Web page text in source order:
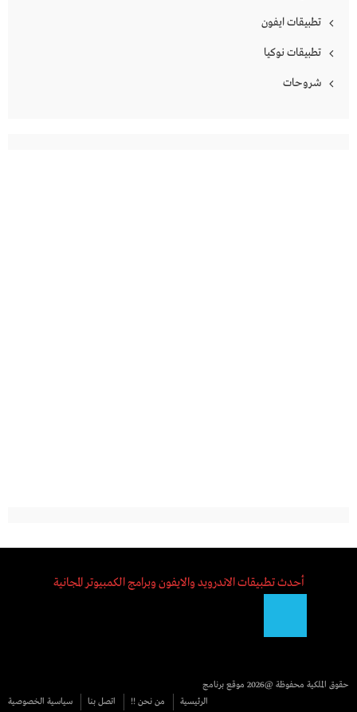
تطبيقات ايفون
تطبيقات نوكيا
شروحات
أحدث تطبيقات الاندرويد والايفون وبرامج الكمبيوتر المجانية
حقوق الملكية محفوظة @2026
موقع برنامج
الرئيسية
من نحن !! اتصل بنا سياسية الخصوصية